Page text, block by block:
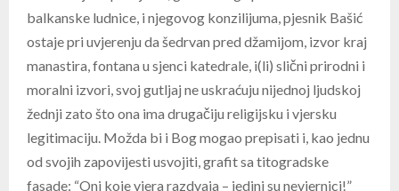
balkanske ludnice, i njegovog konzilijuma, pjesnik Bašić
ostaje pri uvjerenju da šedrvan pred džamijom, izvor kraj
manastira, fontana u sjenci katedrale, i(li) slični prirodni i
moralni izvori, svoj gutljaj ne uskraćuju nijednoj ljudskoj
žednji zato što ona ima drugačiju religijsku i vjersku
legitimaciju. Možda bi i Bog mogao prepisati i, kao jednu
od svojih zapovijesti usvojiti, grafit sa titogradske
fasade: “Oni koje vjera razdvaja – jedini su nevjernici!”